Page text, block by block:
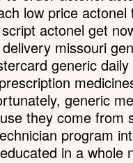
low price
actonel get
missouri
generic
generic
they come from
program
in a whole